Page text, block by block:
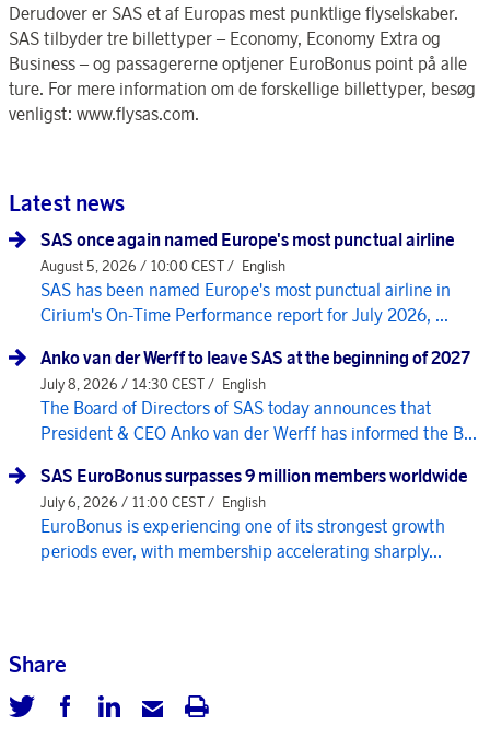
Derudover er SAS et af Europas mest punktlige flyselskaber.
SAS tilbyder tre billettyper – Economy, Economy Extra og
Business – og passagererne optjener EuroBonus point på alle
ture. For mere information om de forskellige billettyper, besøg
venligst: www.flysas.com.
Latest news
SAS once again named Europe's most punctual airline
August 5, 2026 / 10:00 CEST / English
SAS has been named Europe's most punctual airline in
Cirium's On-Time Performance report for July 2026, ...
Anko van der Werff to leave SAS at the beginning of 2027
July 8, 2026 / 14:30 CEST / English
The Board of Directors of SAS today announces that
President & CEO Anko van der Werff has informed the B...
SAS EuroBonus surpasses 9 million members worldwide
July 6, 2026 / 11:00 CEST / English
EuroBonus is experiencing one of its strongest growth
periods ever, with membership accelerating sharply...
Share